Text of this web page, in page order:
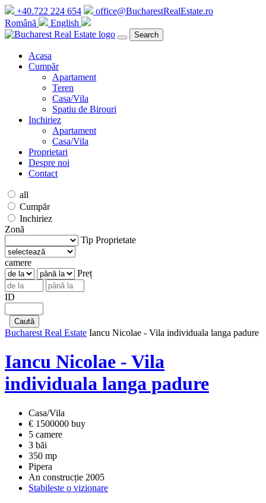
+40.722 224 654
office@BucharestRealEstate.ro
Română
English
Search
Acasa
Cumpăr
Apartament
Teren
Casa/Vila
Spatiu de Birouri
Inchiriez
Apartament
Casa/Vila
Proprietari
Despre noi
Contact
all
Cumpăr
Inchiriez
Zonă
Tip Proprietate
camere
Preț
ID
Bucharest Real Estate Iancu Nicolae - Vila individuala langa padure
Iancu Nicolae - Vila
individuala langa padure
Casa/Vila
€ 1500000 buy
5 camere
3 băi
350 mp
Pipera
An construcție 2005
Stabileste o vizionare